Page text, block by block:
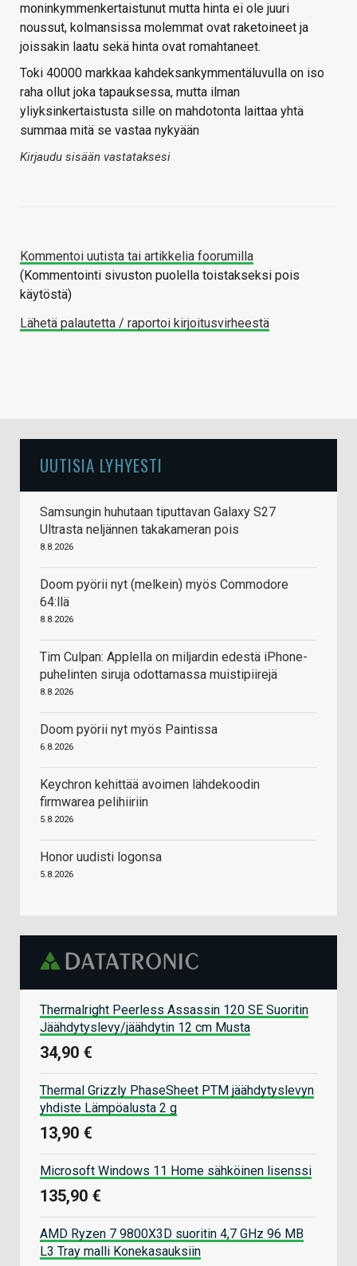
moninkymmenkertaistunut mutta hinta ei ole juuri
noussut, kolmansissa molemmat ovat raketoineet ja
joissakin laatu sekä hinta ovat romahtaneet.
Toki 40000 markkaa kahdeksankymmentäluvulla on iso
raha ollut joka tapauksessa, mutta ilman
yliyksinkertaistusta sille on mahdotonta laittaa yhtä
summaa mitä se vastaa nykyään
Kirjaudu sisään vastataksesi
Kommentoi uutista tai artikkelia foorumilla
(Kommentointi sivuston puolella toistakseksi pois
käytöstä)
Lähetä palautetta / raportoi kirjoitusvirheestä
UUTISIA LYHYESTI
Samsungin huhutaan tiputtavan Galaxy S27
Ultrasta neljännen takakameran pois
8.8.2026
Doom pyörii nyt (melkein) myös Commodore
64:llä
8.8.2026
Tim Culpan: Applella on miljardin edestä iPhone-
puhelinten siruja odottamassa muistipiirejä
8.8.2026
Doom pyörii nyt myös Paintissa
6.8.2026
Keychron kehittää avoimen lähdekoodin
firmwarea pelihiiriin
5.8.2026
Honor uudisti logonsa
5.8.2026
Thermalright Peerless Assassin 120 SE Suoritin
Jäähdytyslevy/jäähdytin 12 cm Musta
34,90 €
Thermal Grizzly PhaseSheet PTM jäähdytyslevyn
yhdiste Lämpöalusta 2 g
13,90 €
Microsoft Windows 11 Home sähköinen lisenssi
135,90 €
AMD Ryzen 7 9800X3D suoritin 4,7 GHz 96 MB
L3 Tray malli Konekasauksiin